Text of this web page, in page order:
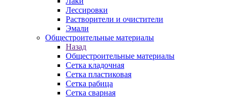
Лессировки
Растворители и очистители
Эмали
Общестроительные материалы
Назад
Общестроительные материалы
Сетка кладочная
Сетка пластиковая
Сетка рабица
Сетка сварная